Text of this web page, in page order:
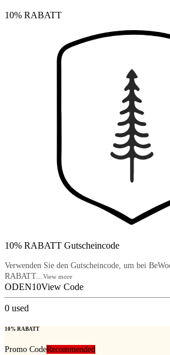
10% RABATT
10% RABATT Gutscheincode
Verwenden Sie den Gutscheincode, um bei
RABATT...View more
ODEN10View Code
0 used
10% RABATT
Promo CodeRecommended